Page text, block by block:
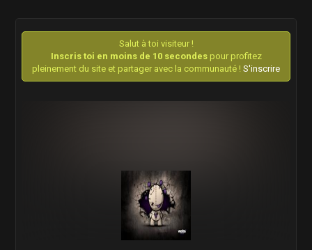
Salut à toi visiteur !
Inscris toi en moins de 10 secondespour profitez
pleinement du site et partager avec la communauté ! S'inscrire